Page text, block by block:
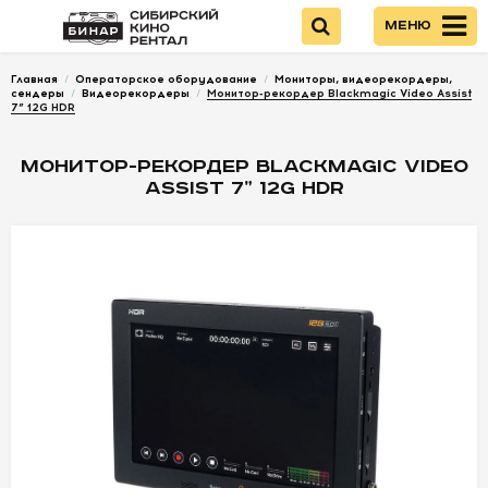
Войти
НОВИНКИ
ОПЕРАТОРСКОЕ
ОБОРУДОВАНИЕ
Меню
Главная / Операторское оборудование / Мониторы, видеорекордеры,
сендеры / Видеорекордеры / Монитор-рекордер Blackmagic Video Assist
7” 12G HDR
МОНИТОР-РЕКОРДЕР BLACKMAGIC VIDEO
ASSIST 7” 12G HDR